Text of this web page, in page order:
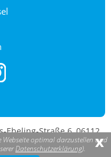
Straße 6, 06112
Marke.
Webseite optimal darzustellen und
Datenschutzerklärung). x